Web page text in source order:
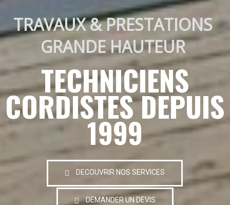
TRAVAUX & PRESTATIONS
GRANDE HAUTEUR
TECHNICIENS
CORDISTES DEPUIS
1999
DECOUVRIR NOS SERVICES
DEMANDER UN DEVIS